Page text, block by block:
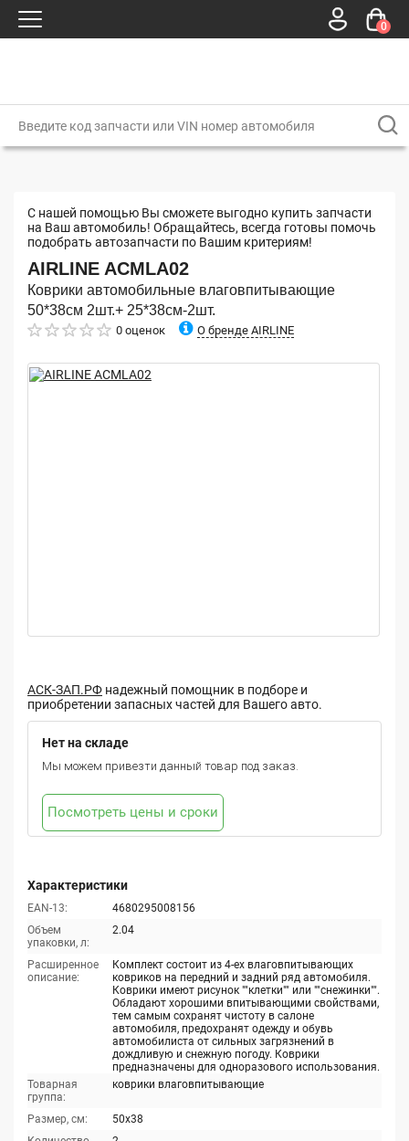
0
С нашей помощью Вы сможете выгодно купить запчасти
на Ваш автомобиль! Обращайтесь, всегда готовы помочь
подобрать автозапчасти по Вашим критериям!
AIRLINE ACMLA02
Коврики автомобильные влаговпитывающие
50*38см 2шт.+ 25*38см-2шт.
0 оценок О бренде AIRLINE
АСК-ЗАП.РФ надежный помощник в подборе и
приобретении запасных частей для Вашего авто.
Характеристики
EAN-13:
4680295008156
Объем
упаковки, л:
2.04
Расширенное
описание:
Комплект состоит из 4-ех влаговпитывающих
ковриков на передний и задний ряд автомобиля.
Коврики имеют рисунок ""клетки"" или ""снежинки"".
Обладают хорошими впитывающими свойствами,
тем самым сохранят чистоту в салоне
автомобиля, предохранят одежду и обувь
автомобилиста от сильных загрязнений в
дождливую и снежную погоду. Коврики
предназначены для одноразового использования.
Товарная
группа:
коврики влаговпитывающие
Размер, см:
50x38
Нет на складе
Мы можем привезти данный товар под заказ.
Посмотреть цены и сроки